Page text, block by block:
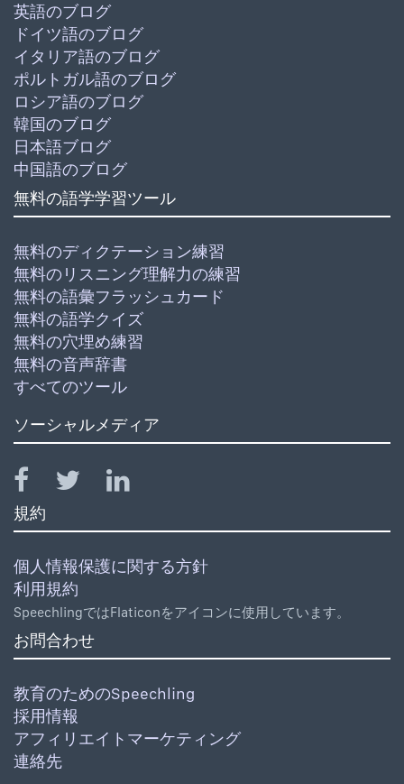
英語のブログ
ドイツ語のブログ
イタリア語のブログ
ポルトガル語のブログ
ロシア語のブログ
韓国のブログ
日本語ブログ
中国語のブログ
無料の語学学習ツール
無料のディクテーション練習
無料のリスニング理解力の練習
無料の語彙フラッシュカード
無料の語学クイズ
無料の穴埋め練習
無料の音声辞書
すべてのツール
ソーシャルメディア
規約
個人情報保護に関する方針
利用規約
SpeechlingではFlaticonをアイコンに使用しています。
お問合わせ
教育のためのSpeechling
採用情報
アフィリエイトマーケティング
連絡先